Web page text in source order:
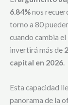
6.84%nos
torno a 80
cuando cambia el
invertirá más de
capital en 2026.
Esta capacidad
panorama de la